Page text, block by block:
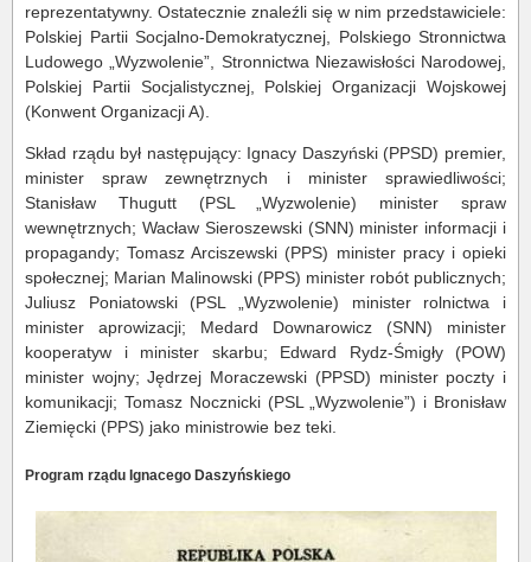
reprezentatywny. Ostatecznie znaleźli się w nim przedstawiciele:
Polskiej Partii Socjalno-Demokratycznej, Polskiego Stronnictwa
Ludowego „Wyzwolenie”, Stronnictwa Niezawisłości Narodowej,
Polskiej Partii Socjalistycznej, Polskiej Organizacji Wojskowej
(Konwent Organizacji A).
Skład rządu był następujący: Ignacy Daszyński (PPSD) premier,
minister spraw zewnętrznych i minister sprawiedliwości;
Stanisław Thugutt (PSL „Wyzwolenie) minister spraw
wewnętrznych; Wacław Sieroszewski (SNN) minister informacji i
propagandy; Tomasz Arciszewski (PPS) minister pracy i opieki
społecznej; Marian Malinowski (PPS) minister robót publicznych;
Juliusz Poniatowski (PSL „Wyzwolenie) minister rolnictwa i
minister aprowizacji; Medard Downarowicz (SNN) minister
kooperatyw i minister skarbu; Edward Rydz-Śmigły (POW)
minister wojny; Jędrzej Moraczewski (PPSD) minister poczty i
komunikacji; Tomasz Nocznicki (PSL „Wyzwolenie”) i Bronisław
Ziemięcki (PPS) jako ministrowie bez teki.
Program rządu Ignacego Daszyńskiego